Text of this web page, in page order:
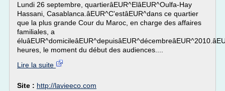
Lundi 26 septembre, quartierâEUR^ElâEUR^Oulfa-Hay
Hassani, Casablanca.âEUR^C'estâEUR^dans ce quartier
que la plus grande Cour du Maroc, en charge des affaires
familiales, a
heures, le moment du début des audiences....
Lire la suite
Site : http://lavieeco.com